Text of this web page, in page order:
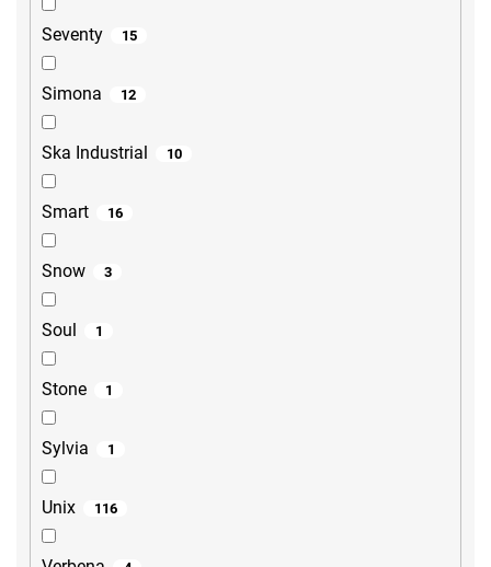
Seventy 15
Simona 12
Ska Industrial 10
Smart 16
Snow 3
Soul 1
Stone 1
Sylvia 1
Unix 116